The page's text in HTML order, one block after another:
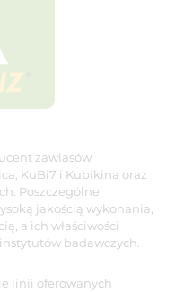
zawiasów
KuBi7 i Kubikina oraz
Poszczególne
jakością wykonania,
a ich właściwości
badawczych.
linii oferowanych